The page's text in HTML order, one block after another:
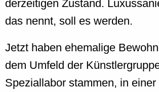
derzeitigen Zustand.
das nennt, soll es werden.
Jetzt haben ehemalige
dem Umfeld der
Speziallabor stammen, in einer